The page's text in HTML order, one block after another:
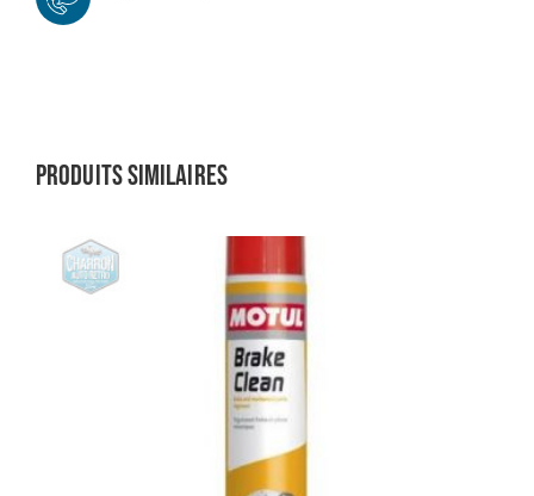
Produits similaires